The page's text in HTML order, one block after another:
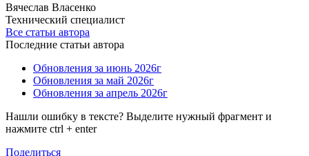
Вячеслав Власенко
Технический специалист
Все статьи автора
Последние статьи автора
Обновления за июнь 2026г
Обновления за май 2026г
Обновления за апрель 2026г
Нашли ошибку в тексте? Выделите нужный фрагмент и
нажмите ctrl + enter
Поделиться